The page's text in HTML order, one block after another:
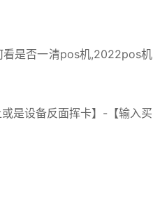
看是否一清pos机,2022pos机
是设备反面挥卡】-【输入买